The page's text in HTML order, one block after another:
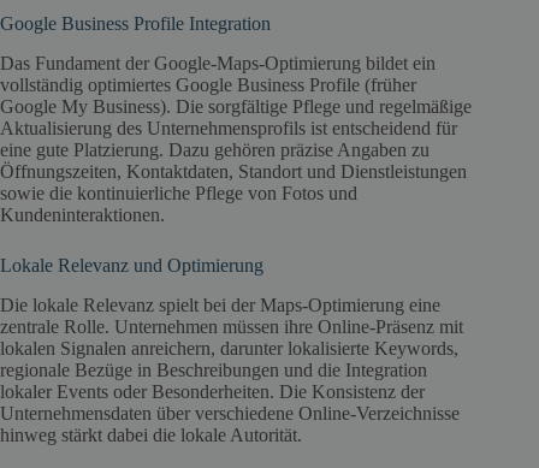
Google Business Profile Integration
Das Fundament der Google-Maps-Optimierung bildet ein
vollständig optimiertes Google Business Profile (früher
Google My Business). Die sorgfältige Pflege und regelmäßige
Aktualisierung des Unternehmensprofils ist entscheidend für
eine gute Platzierung. Dazu gehören präzise Angaben zu
Öffnungszeiten, Kontaktdaten, Standort und Dienstleistungen
sowie die kontinuierliche Pflege von Fotos und
Kundeninteraktionen.
Lokale Relevanz und Optimierung
Die lokale Relevanz spielt bei der Maps-Optimierung eine
zentrale Rolle. Unternehmen müssen ihre Online-Präsenz mit
lokalen Signalen anreichern, darunter lokalisierte Keywords,
regionale Bezüge in Beschreibungen und die Integration
lokaler Events oder Besonderheiten. Die Konsistenz der
Unternehmensdaten über verschiedene Online-Verzeichnisse
hinweg stärkt dabei die lokale Autorität.